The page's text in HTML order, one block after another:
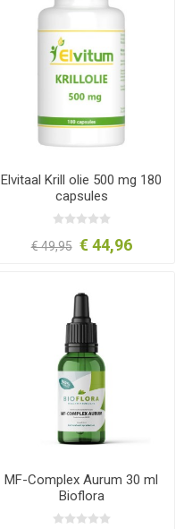
Elvitaal Krill olie 500 mg 180
capsules
€ 49,95 € 44,96
MF-Complex Aurum 30 ml
Bioflora